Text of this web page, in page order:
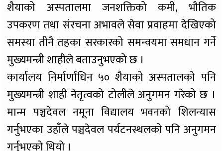
शैयाको अस्पतालमा जनशक्तिको कमी, भौतिक
उपकरण तथा संरचना अभावले सेवा प्रवाहमा देखिएको
समस्या तीनै तहका सरकारको समन्वयमा समधान गर्ने
मुख्यमन्त्री शाहीले बताउनुभएको छ ।
कार्यालय निर्मार्णाधिन ५० शैयाको अस्पतालको पनि
मुख्यमन्त्री शाही नेतृत्वको टोलीले अनुगमन गरेको छ ।
मान्म पञ्चदेवल नमूना विद्यालय भवनको शिलन्यास
गर्नुभएका उहाँले पञ्चदेवल पर्यटनस्थलको पनि अनुगमन